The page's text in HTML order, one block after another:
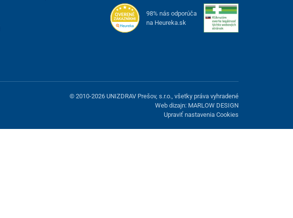
98% nás odporúča
na Heureka.sk
© 2010-2026 UNIZDRAV Prešov, s.r.o., všetky práva vyhradené
Web dizajn: MARLOW DESIGN
Upraviť nastavenia Cookies